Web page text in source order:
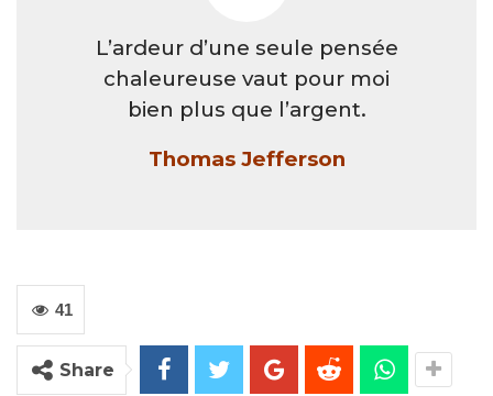
L’ardeur d’une seule pensée
chaleureuse vaut pour moi
bien plus que l’argent.
Thomas Jefferson
41
Share